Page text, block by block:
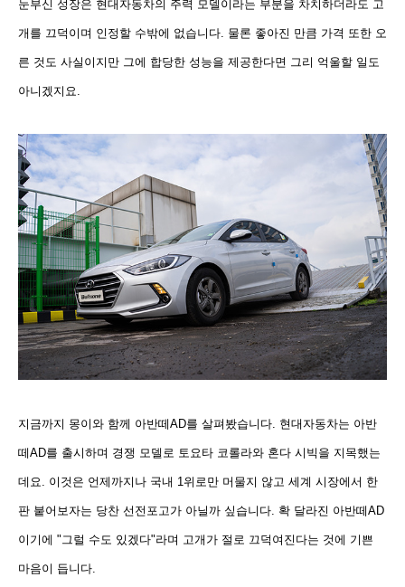
눈부신 성장은 현대자동차의 주력 모델이라는 부분을 차치하더라도 고
개를 끄덕이며 인정할 수밖에 없습니다. 물론 좋아진 만큼 가격 또한 오
른 것도 사실이지만 그에 합당한 성능을 제공한다면 그리 억울할 일도
아니겠지요.
지금까지 몽이와 함께 아반떼AD를 살펴봤습니다. 현대자동차는 아반
떼AD를 출시하며 경쟁 모델로 토요타 코롤라와 혼다 시빅을 지목했는
데요. 이것은 언제까지나 국내 1위로만 머물지 않고 세계 시장에서 한
판 붙어보자는 당찬 선전포고가 아닐까 싶습니다. 확 달라진 아반떼AD
이기에 "그럴 수도 있겠다"라며 고개가 절로 끄덕여진다는 것에 기쁜
마음이 듭니다.